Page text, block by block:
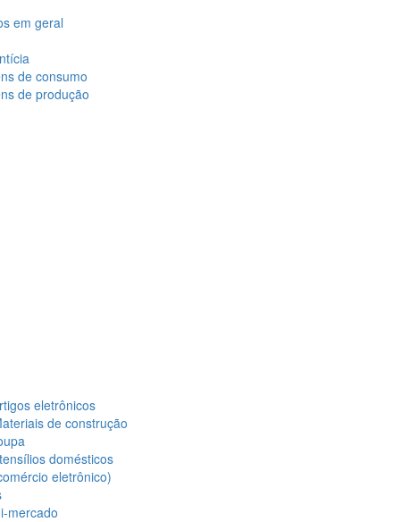
em geral
de consumo
de produção
eletrônicos
de construção
domésticos
eletrônico)
mercado